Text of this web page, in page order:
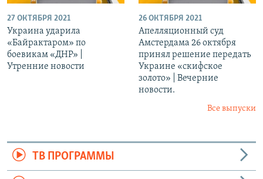
27 ОКТЯБРЯ 2021
Украина ударила
«Байрактаром» по
боевикам «ДНР» |
Утренние новости
26 ОКТЯБРЯ 2021
Апелляционный суд
Амстердама 26 октября
принял решение передать
Украине «скифское
золото» | Вечерние
новости.
Все выпуски
ТВ ПРОГРАММЫ